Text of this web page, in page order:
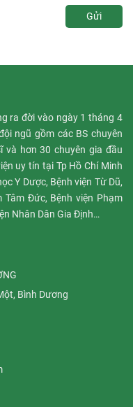
Gửi
ra đời vào ngày 1 tháng 4
ngũ gồm các BS chuyên
và hơn 30 chuyên gia đầu
uy tín tại Tp Hồ Chí Minh
Y Dược, Bệnh viện Từ Dũ,
Tâm Đức, Bệnh viện Phạm
Nhân Dân Gia Định…
Bình Dương